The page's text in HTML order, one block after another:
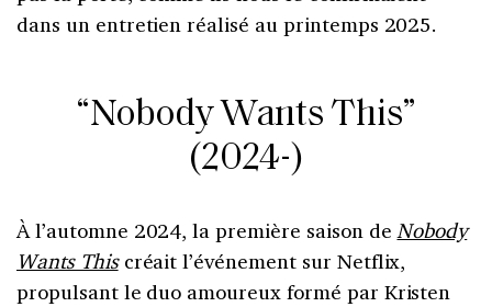
dans un entretien réalisé au printemps 2025.
“Nobody Wants This”
(2024-)
À l’automne 2024, la première saison deNobody
Wants Thiscréait l’événement sur Netflix,
propulsant le duo amoureux formé par Kristen